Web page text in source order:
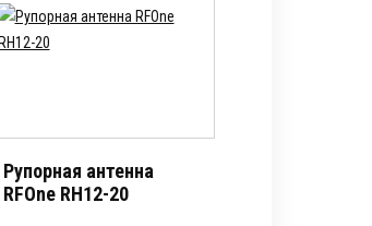
Рупорная антенна
RFOne RH12-20